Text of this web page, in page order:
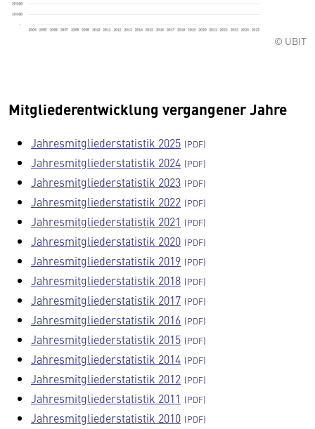
© UBIT
Mitgliederentwicklung vergangener Jahre
Jahresmitgliederstatistik 2025
Jahresmitgliederstatistik 2024
Jahresmitgliederstatistik 2023
Jahresmitgliederstatistik 2022
Jahresmitgliederstatistik 2021
Jahresmitgliederstatistik 2020
Jahresmitgliederstatistik 2019
Jahresmitgliederstatistik 2018
Jahresmitgliederstatistik 2017
Jahresmitgliederstatistik 2016
Jahresmitgliederstatistik 2015
Jahresmitgliederstatistik 2014
Jahresmitgliederstatistik 2012
Jahresmitgliederstatistik 2011
Jahresmitgliederstatistik 2010